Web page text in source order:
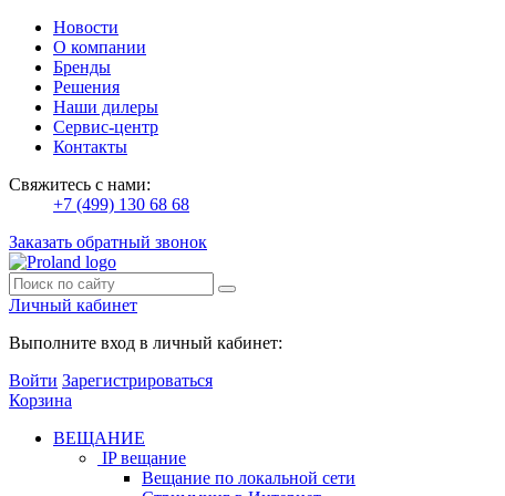
Новости
О компании
Бренды
Решения
Наши дилеры
Сервис-центр
Контакты
Свяжитесь с нами:
+7 (499) 130 68 68
Заказать обратный звонок
Личный кабинет
Выполните вход в личный кабинет:
Войти Зарегистрироваться
Корзина
ВЕЩАНИЕ
IP вещание
Вещание по локальной сети